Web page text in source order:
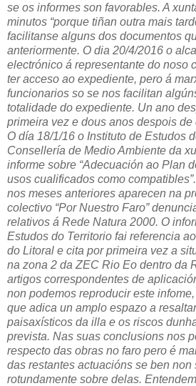
se os informes son favorables. A
minutos “porque tiñan outra mais
facilitanse alguns dos documentos
anteriormente. O dia 20/4/2016 o
electrónico á representante do noso
ter acceso ao expediente, pero á
funcionarios so se nos facilitan
totalidade do expediente. Un ano
primeira vez e dous anos despois
O día 18/1/16 o Instituto de Estudos
Consellería de Medio Ambiente da
informe sobre “Adecuación ao Plan
usos cualificados como
nos meses anteriores aparecen na
colectivo “Por Nuestro Faro”
relativos á Rede Natura 2000. O
Estudos do Territorio fai referencia
do Litoral e cita por primeira vez a
na zona 2 da ZEC Rio Eo dentro da
artigos correspondentes de
non podemos reproducir este
que adica un amplo espazo a
paisaxísticos da illa e os riscos
prevista. Nas suas conclusions nos
respecto das obras no faro pero é
das restantes actuacións se ben non
rotundamente sobre delas.